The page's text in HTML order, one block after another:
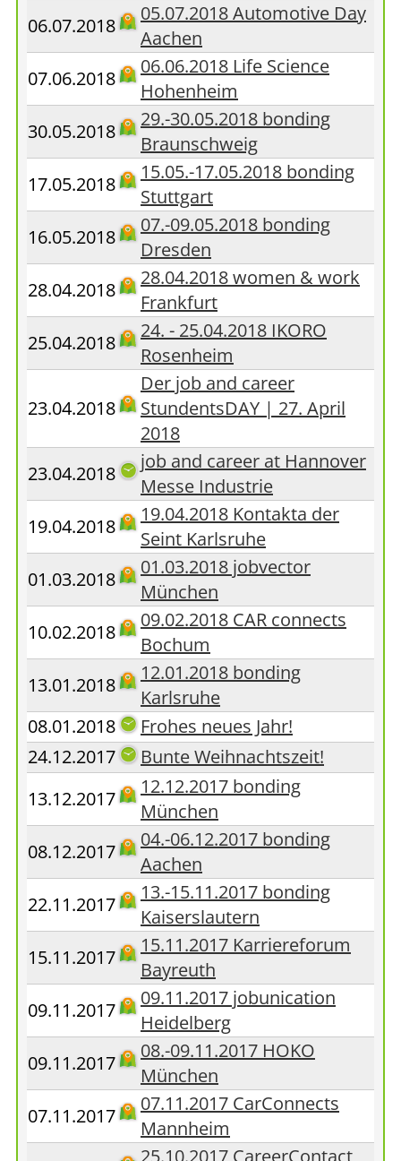
06.07.2018
05.07.2018 Automotive Day
Aachen
07.06.2018
06.06.2018 Life Science
Hohenheim
30.05.2018
29.-30.05.2018 bonding
Braunschweig
17.05.2018
15.05.-17.05.2018 bonding
Stuttgart
16.05.2018
07.-09.05.2018 bonding
Dresden
28.04.2018
28.04.2018 women & work
Frankfurt
25.04.2018
24. - 25.04.2018 IKORO
Rosenheim
23.04.2018
Der job and career
StundentsDAY | 27. April
2018
23.04.2018
job and career at Hannover
Messe Industrie
19.04.2018
19.04.2018 Kontakta der
Seint Karlsruhe
01.03.2018
01.03.2018 jobvector
München
10.02.2018
09.02.2018 CAR connects
Bochum
13.01.2018
12.01.2018 bonding
Karlsruhe
08.01.2018
Frohes neues Jahr!
24.12.2017
Bunte Weihnachtszeit!
13.12.2017
12.12.2017 bonding
München
08.12.2017
04.-06.12.2017 bonding
Aachen
22.11.2017
13.-15.11.2017 bonding
Kaiserslautern
15.11.2017
15.11.2017 Karriereforum
Bayreuth
09.11.2017
09.11.2017 jobunication
Heidelberg
09.11.2017
08.-09.11.2017 HOKO
München
07.11.2017
07.11.2017 CarConnects
Mannheim
25.10.2017 CareerContact